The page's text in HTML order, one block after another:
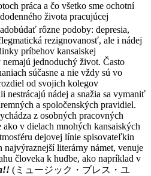
práca a čo všetko sme ochotní
života pracujúcej
rôzne podoby: depresia,
rezignovanosť, ale i nádej
príbehov kansaiskej
jednoduchý život. Často
súčasne a nie vždy sú vo
od svojich kolegov
nádej a snažia sa vymaniť
a spoločenských pravidiel.
z osobných pracovných
ako v dielach mnohých kansaiských
dejovej línie spisovateľkin
literárny námet, venuje
človeka k hudbe, ako napríklad v
(ミュージック・ブレス・ユ